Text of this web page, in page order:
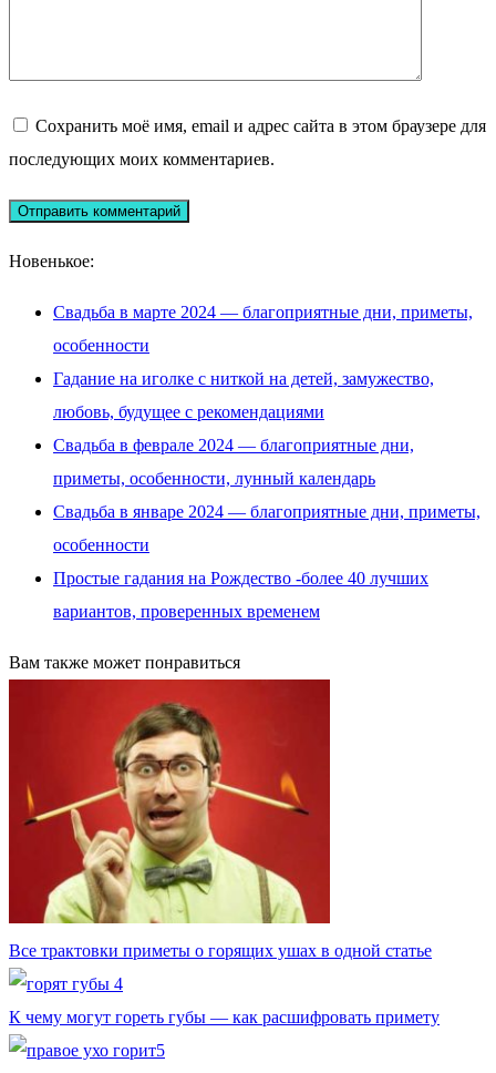
Сохранить моё имя, email и адрес сайта в этом браузере для
последующих моих комментариев.
Новенькое:
Свадьба в марте 2024 — благоприятные дни, приметы,
особенности
Гадание на иголке с ниткой на детей, замужество,
любовь, будущее с рекомендациями
Свадьба в феврале 2024 — благоприятные дни,
приметы, особенности, лунный календарь
Свадьба в январе 2024 — благоприятные дни, приметы,
особенности
Простые гадания на Рождество -более 40 лучших
вариантов, проверенных временем
Вам также может понравиться
Все трактовки приметы о горящих ушах в одной статье
К чему могут гореть губы — как расшифровать примету